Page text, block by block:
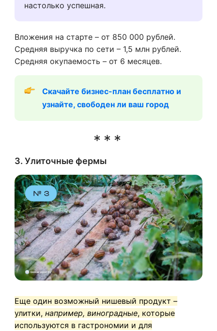
настолько успешная.
Вложения на старте – от 850 000 рублей.
Средняя выручка по сети – 1,5 млн рублей.
Средняя окупаемость – от 6 месяцев.
Скачайте бизнес-план бесплатно и
узнайте, свободен ли ваш город
3. Улиточные фермы
Еще один возможный нишевый продукт –
улитки, например, виноградные, которые
используются в гастрономии и для